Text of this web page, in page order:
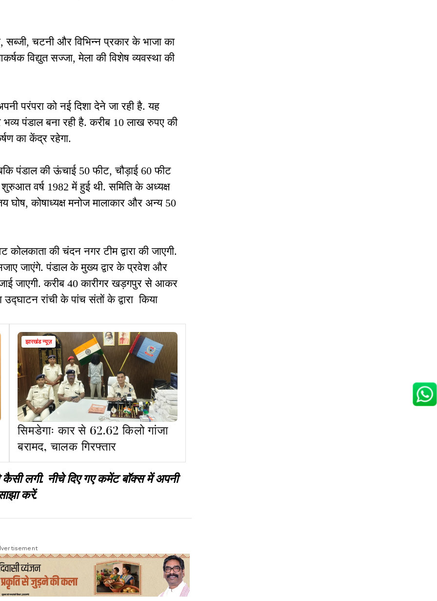
सब्जी, चटनी और विभिन्न प्रकार के भाजा का
विद्युत सज्जा, मेला की विशेष व्यवस्था की
परंपरा को नई दिशा देने जा रही है. यह
भव्य पंडाल बना रही है. करीब 10 लाख रुपए की
का केंद्र रहेगा.
पंडाल की ऊंचाई 50 फीट, चौड़ाई 60 फीट
वर्ष 1982 में हुई थी. समिति के अध्यक्ष
घोष, कोषाध्यक्ष मनोज मालाकार और अन्य 50
की चंदन नगर टीम द्वारा की जाएगी.
जाएंगे. पंडाल के मुख्य द्वार के प्रवेश और
जाएगी. करीब 40 कारीगर खड़गपुर से आकर
रांची के पांच संतों के द्वारा किया
झारखंड न्यूज़
सिमडेगाः कार से 62.62 किलो गांजा
बरामद, चालक गिरफ्तार
लगी. नीचे दिए गए कमेंट बॉक्स में अपनी
करें.